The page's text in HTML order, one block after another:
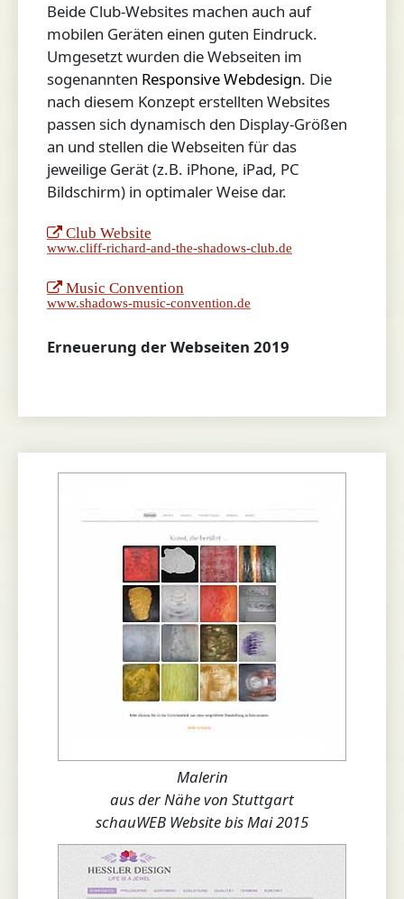
Beide Club-Websites machen auch auf
mobilen Geräten einen guten Eindruck.
Umgesetzt wurden die Webseiten im
sogenannten Responsive Webdesign. Die
nach diesem Konzept erstellten Websites
passen sich dynamisch den Display-Größen
an und stellen die Webseiten für das
jeweilige Gerät (z.B. iPhone, iPad, PC
Bildschirm) in optimaler Weise dar.
Club Website
www.cliff-richard-and-the-shadows-club.de
Music Convention
www.shadows-music-convention.de
Erneuerung der Webseiten 2019
Malerin
aus der Nähe von Stuttgart
schauWEB Website bis Mai 2015